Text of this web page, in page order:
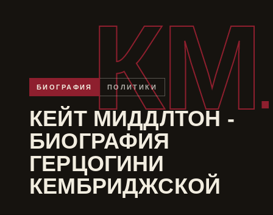
КМ
БИОГРАФИЯ ПОЛИТИКИ
КЕЙТ МИДДЛТОН -
БИОГРАФИЯ
ГЕРЦОГИНИ
КЕМБРИДЖСКОЙ